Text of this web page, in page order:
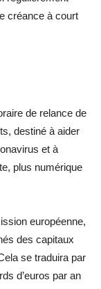
créance à court
de relance de
destiné à aider
et à
plus numérique
européenne,
des capitaux
se traduira par
d’euros par an